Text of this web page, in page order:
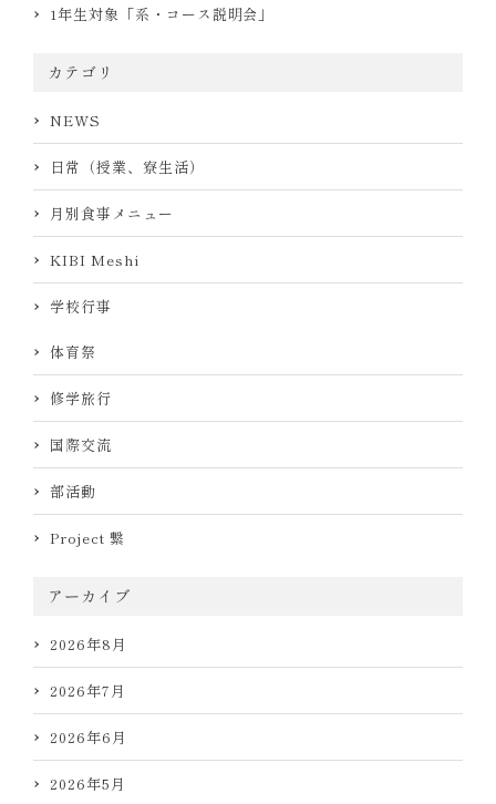
1年生対象「系・コース説明会」
カテゴリ
NEWS
日常（授業、寮生活）
月別食事メニュー
KIBI Meshi
学校行事
体育祭
修学旅行
国際交流
部活動
Project 繋
アーカイブ
2026年8月
2026年7月
2026年6月
2026年5月